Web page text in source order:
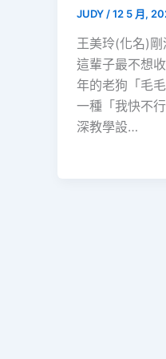
JUDY /12 5 月,
王美玲(化名)
這輩子最不想
年的老狗「毛
一種「我快不
深教學設…